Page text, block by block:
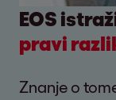
EOS
pravi
Znanje o